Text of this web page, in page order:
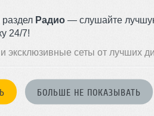
Радио — слушайте
24/7!
эксклюзивные сеты от лучших
БОЛЬШЕ НЕ ПОКАЗЫВАТЬ
set 2012-11-23
0 161 MB, 320